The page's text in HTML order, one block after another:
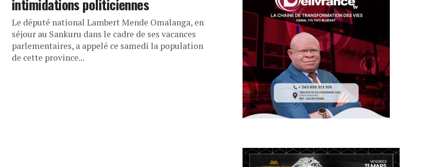
intimidations politiciennes
Le député national Lambert Mende Omalanga, en
séjour au Sankuru dans le cadre de ses vacances
parlementaires, a appelé ce samedi la population
de cette province...